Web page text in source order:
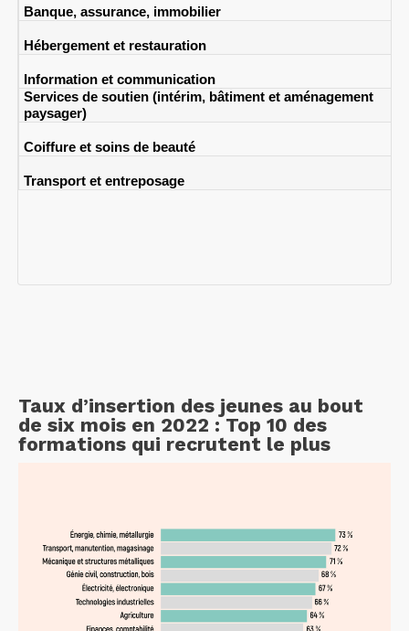
Banque, assurance, immobilier
Hébergement et restauration
Information et communication
Services de soutien (intérim, bâtiment et aménagement
paysager)
Coiffure et soins de beauté
Transport et entreposage
Taux d’insertion des jeunes au bout
de six mois en 2022 : Top 10 des
formations qui recrutent le plus